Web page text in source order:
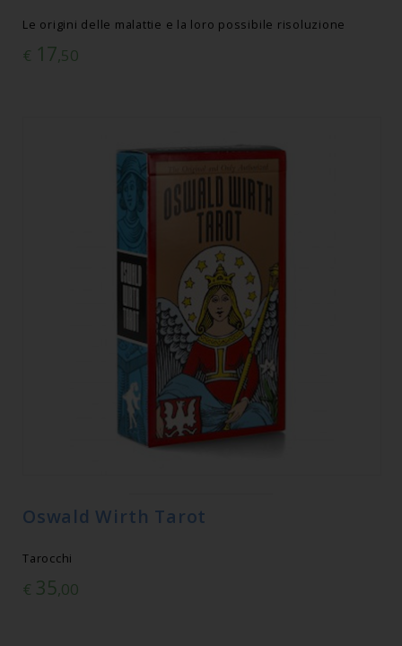
Le origini delle malattie e la loro possibile risoluzione
€ 17,50
Oswald Wirth Tarot
Tarocchi
€ 35,00